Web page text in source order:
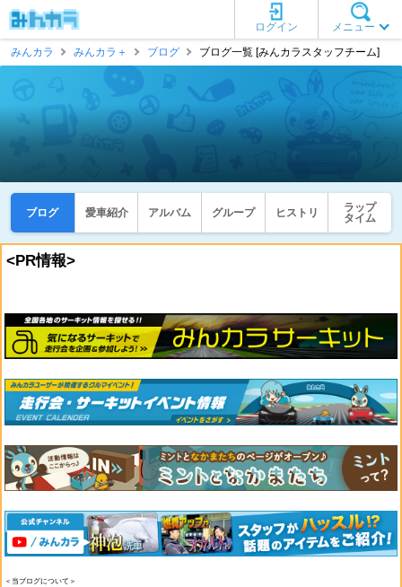
メニュー
ログイン
みんカラ
みんカラ＋ ブログ ブログ一覧 [みんカラスタッフチーム]
ブログ 愛車紹介 アルバム グループ ヒストリ
ラップ
タイム
<PR情報>
＜当ブログについて＞